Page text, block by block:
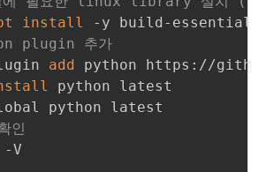
install
plugin 추가
add
python https://
python latest
인
-V